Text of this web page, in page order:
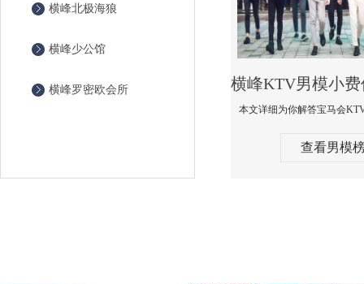
横峰北极海狼
横峰少公馆
横峰罗密欧会所
查看男模